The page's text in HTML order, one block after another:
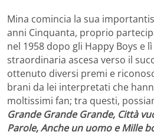
Mina comincia la sua
anni Cinquanta, proprio
nel 1958 dopo gli Happy Boys e
straordinaria ascesa verso il
ottenuto diversi premi e
brani da lei interpretati che
moltissimi fan; tra questi,
Grande Grande Grande, Città
Parole, Anche un uomo e Mille